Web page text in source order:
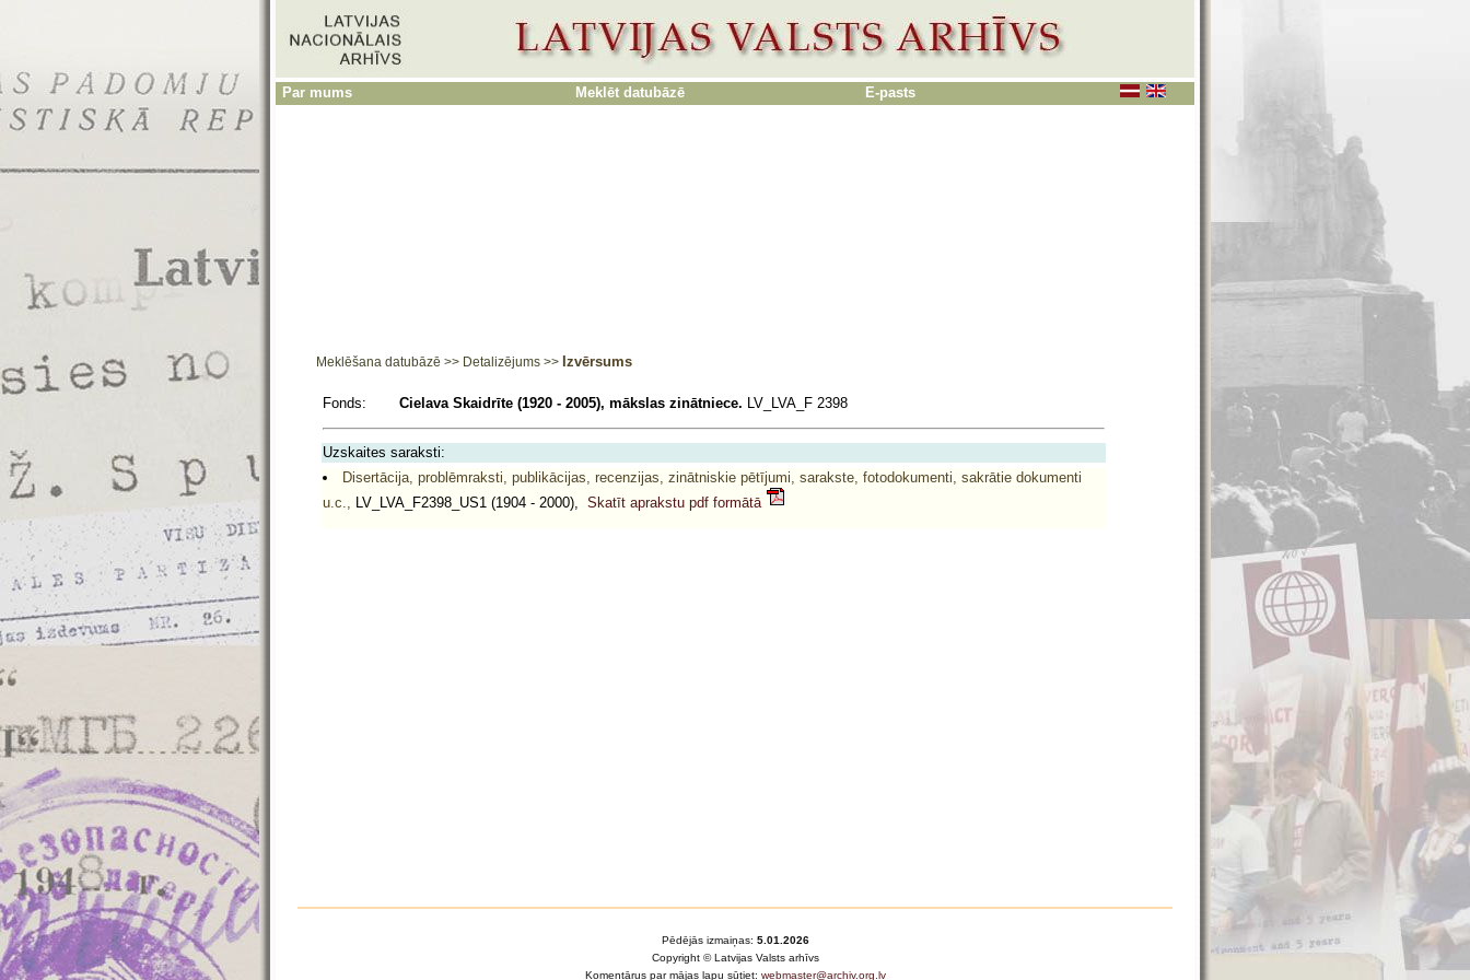
Par mums Meklēt datubāzē E-pasts
Meklēšana datubāzē >> Detalizējums >> Izvērsums
Fonds: Cielava Skaidrīte (1920 - 2005), mākslas zinātniece. LV_LVA_F 2398
Uzskaites saraksti:
Disertācija, problēmraksti, publikācijas, recenzijas, zinātniskie pētījumi, sarakste, fotodokumenti, sakrātie dokumenti
u.c., LV_LVA_F2398_US1 (1904 - 2000), Skatīt aprakstu pdf formātā
Pēdējās izmaiņas: 5.01.2026
Copyright © Latvijas Valsts arhīvs
Komentārus par mājas lapu sūtiet: webmaster@archiv.org.lv